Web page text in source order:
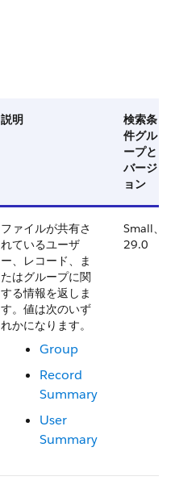
説明
検索条
件グル
ープと
バージ
ョン
ファイルが共有さ
れているユーザ
ー、レコード、ま
たはグループに関
する情報を返しま
す。値は次のいず
れかになります。
Group
Record
Summary
User
Summary
Small、
29.0